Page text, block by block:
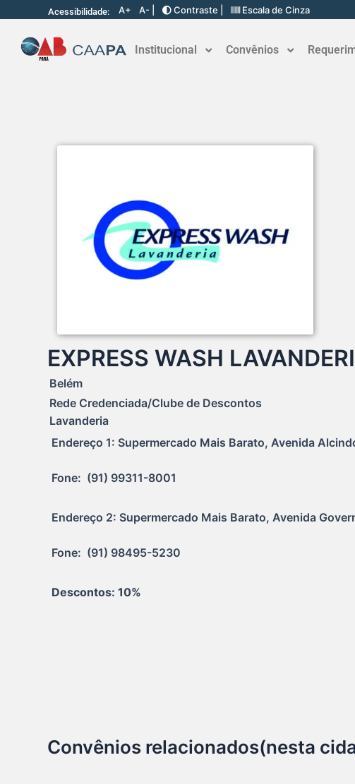
Acessibilidade: A+ A- | Contraste | Escala de Cinza
Institucional Convênios
EXPRESS WASH
Belém
Rede Credenciada/Clube de Descontos
Lavanderia
Endereço 1: Supermercado Mais Barato, Avenida
Fone:  (91) 99311-8001
Endereço 2: Supermercado Mais Barato, Avenida
Fone:  (91) 98495-5230
Descontos: 10%
Convênios relacionados(nesta